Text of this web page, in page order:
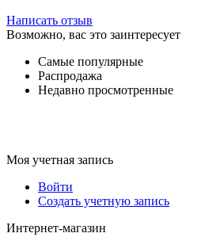
Написать отзыв
Возможно, вас это заинтересует
Самые популярные
Распродажа
Недавно просмотренные
Моя учетная запись
Войти
Создать учетную запись
Интернет-магазин